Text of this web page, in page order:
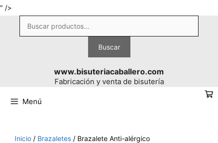
" />
contenido
Buscar
por:
Buscar
www.bisuteriacaballero.com
Fabricación y venta de bisutería
Menú
Inicio / Brazaletes / Brazalete Anti-alérgico